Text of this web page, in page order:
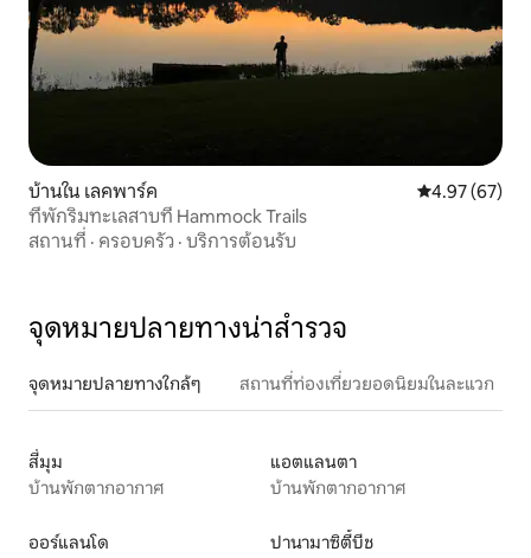
บ้านใน เลคพาร์ค คะแนนเฉลี่ย
4.97 (67)
ที่พักริมทะเลสาบที่ Hammock Trails
สถานที่ · ครอบครัว · บริการต้อนรับ
จุดหมายปลายทางน่าสำรวจ
จุดหมายปลายทางใกล้ๆ สถานที่ท่องเที่ยวยอดนิยมในละแวก
สี่มุม
บ้านพักตากอากาศ
แอตแลนตา
บ้านพักตากอากาศ
ออร์แลนโด
ปานามาซิตี้บีช